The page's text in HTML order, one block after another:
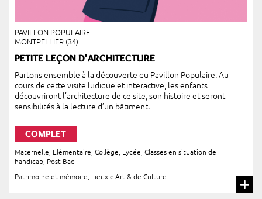
PAVILLON POPULAIRE
MONTPELLIER (34)
PETITE LEÇON D'ARCHITECTURE
Partons ensemble à la découverte du Pavillon Populaire. Au
cours de cette visite ludique et interactive, les enfants
découvriront l’architecture de ce site, son histoire et seront
sensibilités à la lecture d’un bâtiment.
COMPLET
Maternelle Elémentaire Collège Lycée Classes en situation de
handicap Post-Bac
Patrimoine et mémoire
Lieux d'Art & de Culture